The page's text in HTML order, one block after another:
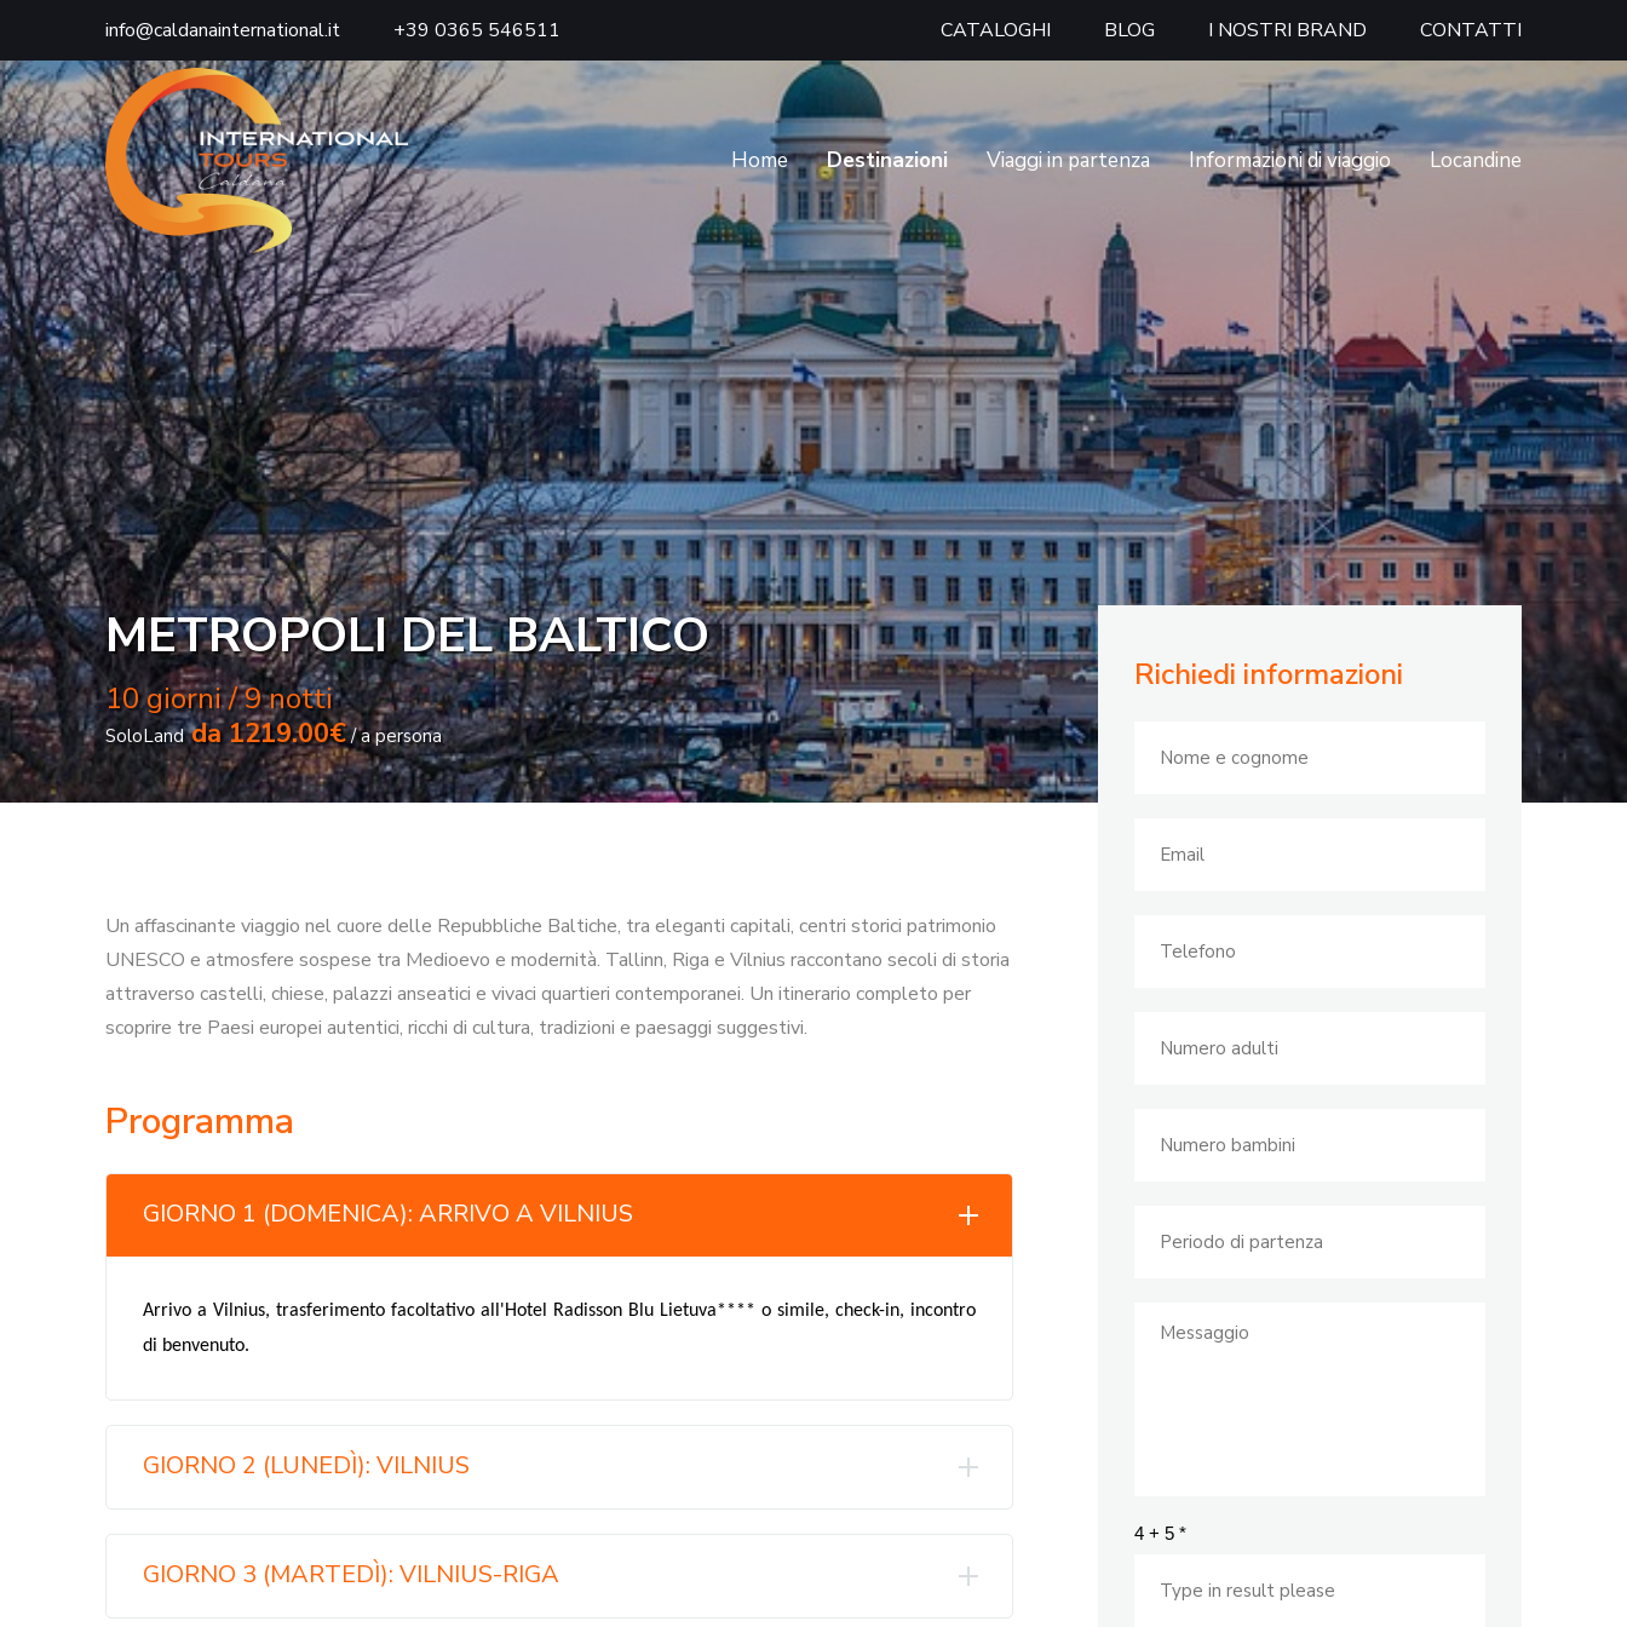
info@caldanainternational.it +39 0365 546511 CATALOGHI BLOG I NOSTRI BRAND CONTATTI
Home Destinazioni Viaggi in partenza Informazioni di viaggio Locandine
METROPOLI DEL BALTICO
10 giorni / 9 notti
SoloLandda 1219.00€/ a persona
Un affascinante viaggio nel cuore delle Repubbliche Baltiche, tra eleganti capitali, centri storici patrimonio
UNESCO e atmosfere sospese tra Medioevo e modernità. Tallinn, Riga e Vilnius raccontano secoli di storia
attraverso castelli, chiese, palazzi anseatici e vivaci quartieri contemporanei. Un itinerario completo per
scoprire tre Paesi europei autentici, ricchi di cultura, tradizioni e paesaggi suggestivi.
Programma
GIORNO 1 (DOMENICA): ARRIVO A VILNIUS
Arrivo a Vilnius, trasferimento facoltativo all'Hotel Radisson Blu Lietuva**** o simile, check-in, incontro
di benvenuto.
GIORNO 2 (LUNEDÌ): VILNIUS
GIORNO 3 (MARTEDÌ): VILNIUS-RIGA
Richiedi informazioni